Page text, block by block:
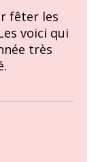
fêter les
voici qui
très